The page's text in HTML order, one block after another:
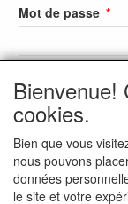
Mot de passe
S'inscrire
Mot de passe
Bienvenue!
cookies.
Bien que vous
nous pouvons
données
le site et votre